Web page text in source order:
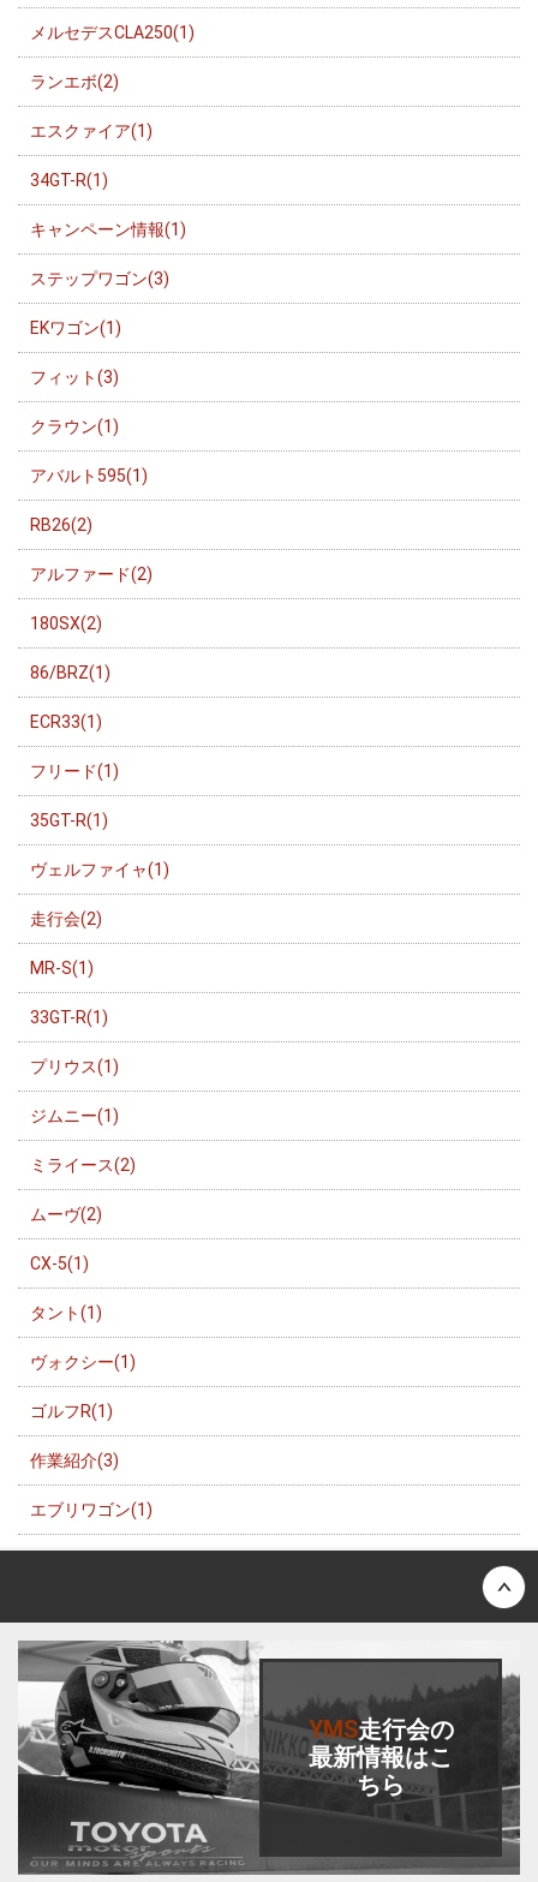
メルセデスCLA250(1)
ランエボ(2)
エスクァイア(1)
34GT-R(1)
キャンペーン情報(1)
ステップワゴン(3)
EKワゴン(1)
フィット(3)
クラウン(1)
アバルト595(1)
RB26(2)
アルファード(2)
180SX(2)
86/BRZ(1)
ECR33(1)
フリード(1)
35GT-R(1)
ヴェルファイャ(1)
走行会(2)
MR-S(1)
33GT-R(1)
プリウス(1)
ジムニー(1)
ミライース(2)
ムーヴ(2)
CX-5(1)
タント(1)
ヴォクシー(1)
ゴルフR(1)
作業紹介(3)
エブリワゴン(1)
YMS走行会の
最新情報はこ
ちら